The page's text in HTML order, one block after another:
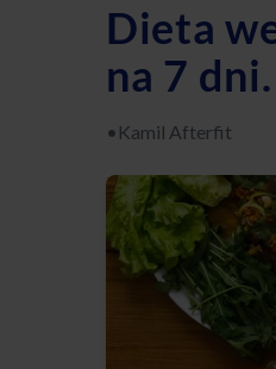
Dieta
na 7 dni.
• Kamil Afterfit